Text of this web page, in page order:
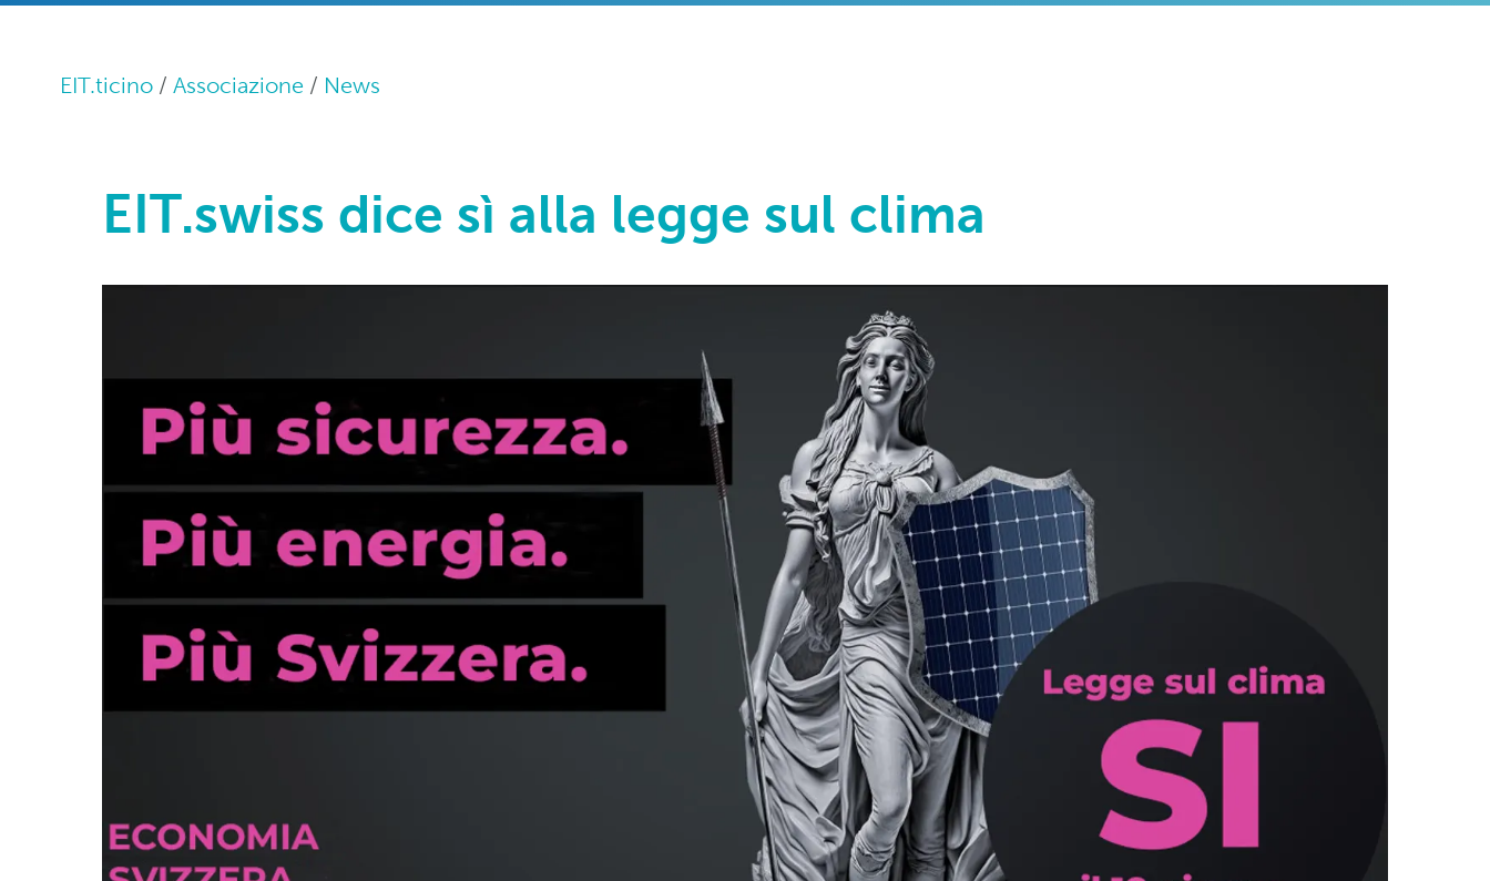
EIT.ticino Associazione News
EIT.swiss dice sì alla legge sul clima